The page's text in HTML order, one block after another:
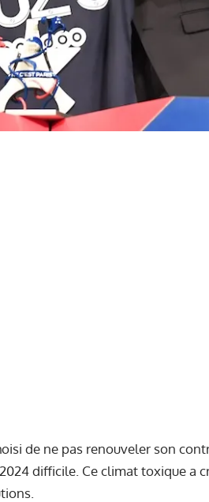
de ne pas renouveler son
difficile. Ce climat toxique a